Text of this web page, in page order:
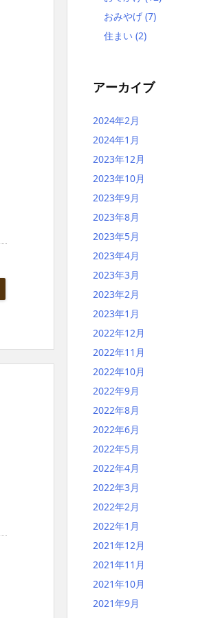
おみやげ (7)
住まい (2)
アーカイブ
2024年2月
2024年1月
2023年12月
2023年10月
2023年9月
2023年8月
2023年5月
2023年4月
2023年3月
2023年2月
2023年1月
2022年12月
2022年11月
2022年10月
2022年9月
2022年8月
2022年6月
2022年5月
2022年4月
2022年3月
2022年2月
2022年1月
2021年12月
2021年11月
2021年10月
2021年9月